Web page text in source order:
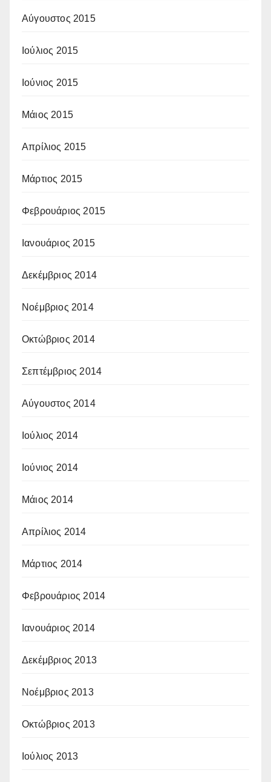
Αύγουστος 2015
Ιούλιος 2015
Ιούνιος 2015
Μάιος 2015
Απρίλιος 2015
Μάρτιος 2015
Φεβρουάριος 2015
Ιανουάριος 2015
Δεκέμβριος 2014
Νοέμβριος 2014
Οκτώβριος 2014
Σεπτέμβριος 2014
Αύγουστος 2014
Ιούλιος 2014
Ιούνιος 2014
Μάιος 2014
Απρίλιος 2014
Μάρτιος 2014
Φεβρουάριος 2014
Ιανουάριος 2014
Δεκέμβριος 2013
Νοέμβριος 2013
Οκτώβριος 2013
Ιούλιος 2013